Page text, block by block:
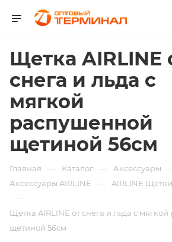
Щетка AIRLINE
снега и льда с
мягкой
распушенной
щетиной 56см
Главная — Каталог — Аксессуары
Аксессуары AIRLINE — AIRLINE
—
Щетка AIRLINE от снега и льда с
щетиной 56см